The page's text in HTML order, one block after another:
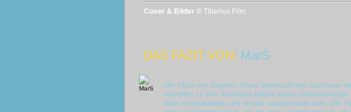
Cover & Bilder © Tiberius Film
DAS FAZIT VON: MarS
Der Fluch von Downers Grove überrascht den Zuschauer
Horrorfilm zu sein. Ansonsten bleiben jedoch
nicht nachvollziehbar und absolut unglaubwürdig wirkt.Der